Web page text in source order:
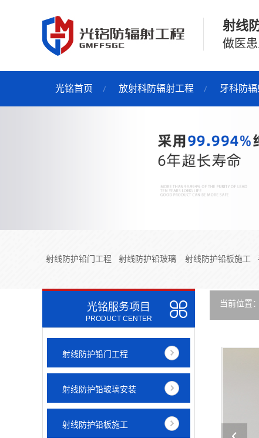
射线
做医
光铭首页 放射科防辐射工程 牙科防
射线防护铅门工程 射线防护铅玻璃 射线防护铅板施工
当前位置：
光铭服务项目
PRODUCT CENTER
射线防护铅门工程
射线防护铅玻璃安装
射线防护铅板施工